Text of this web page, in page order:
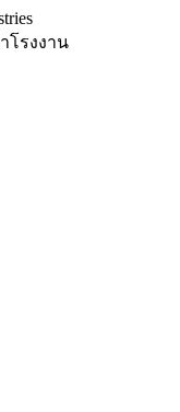
โรงงาน